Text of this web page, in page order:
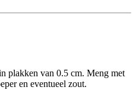
plakken van 0.5 cm. Meng met
en eventueel zout.